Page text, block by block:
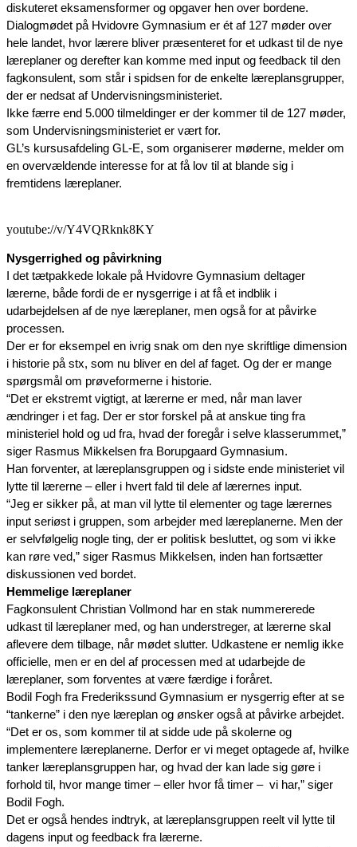
diskuteret eksamensformer og opgaver hen over bordene.
Dialogmødet på Hvidovre Gymnasium er ét af 127 møder over
hele landet, hvor lærere bliver præsenteret for et udkast til de nye
læreplaner og derefter kan komme med input og feedback til den
fagkonsulent, som står i spidsen for de enkelte læreplansgrupper,
der er nedsat af Undervisningsministeriet.
Ikke færre end 5.000 tilmeldinger er der kommer til de 127 møder,
som Undervisningsministeriet er vært for.
GL’s kursusafdeling GL-E, som organiserer møderne, melder om
en overvældende interesse for at få lov til at blande sig i
fremtidens læreplaner.
youtube://v/Y4VQRknk8KY
Nysgerrighed og påvirkning
I det tætpakkede lokale på Hvidovre Gymnasium deltager
lærerne, både fordi de er nysgerrige i at få et indblik i
udarbejdelsen af de nye læreplaner, men også for at påvirke
processen.
Der er for eksempel en ivrig snak om den nye skriftlige dimension
i historie på stx, som nu bliver en del af faget. Og der er mange
spørgsmål om prøveformerne i historie.
“Det er ekstremt vigtigt, at lærerne er med, når man laver
ændringer i et fag. Der er stor forskel på at anskue ting fra
ministeriel hold og ud fra, hvad der foregår i selve klasserummet,”
siger Rasmus Mikkelsen fra Borupgaard Gymnasium.
Han forventer, at læreplansgruppen og i sidste ende ministeriet vil
lytte til lærerne – eller i hvert fald til dele af lærernes input.
“Jeg er sikker på, at man vil lytte til elementer og tage lærernes
input seriøst i gruppen, som arbejder med læreplanerne. Men der
er selvfølgelig nogle ting, der er politisk besluttet, og som vi ikke
kan røre ved,” siger Rasmus Mikkelsen, inden han fortsætter
diskussionen ved bordet.
Hemmelige læreplaner
Fagkonsulent Christian Vollmond har en stak nummererede
udkast til læreplaner med, og han understreger, at lærerne skal
aflevere dem tilbage, når mødet slutter. Udkastene er nemlig ikke
officielle, men er en del af processen med at udarbejde de
læreplaner, som forventes at være færdige i foråret.
Bodil Fogh fra Frederikssund Gymnasium er nysgerrig efter at se
“tankerne” i den nye læreplan og ønsker også at påvirke arbejdet.
“Det er os, som kommer til at sidde ude på skolerne og
implementere læreplanerne. Derfor er vi meget optagede af, hvilke
tanker læreplansgruppen har, og hvad der kan lade sig gøre i
forhold til, hvor mange timer – eller hvor få timer –  vi har,” siger
Bodil Fogh.
Det er også hendes indtryk, at læreplansgruppen reelt vil lytte til
dagens input og feedback fra lærerne.